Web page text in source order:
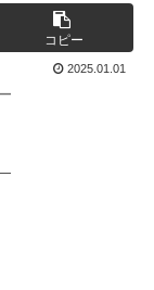
コピー
2025.01.01